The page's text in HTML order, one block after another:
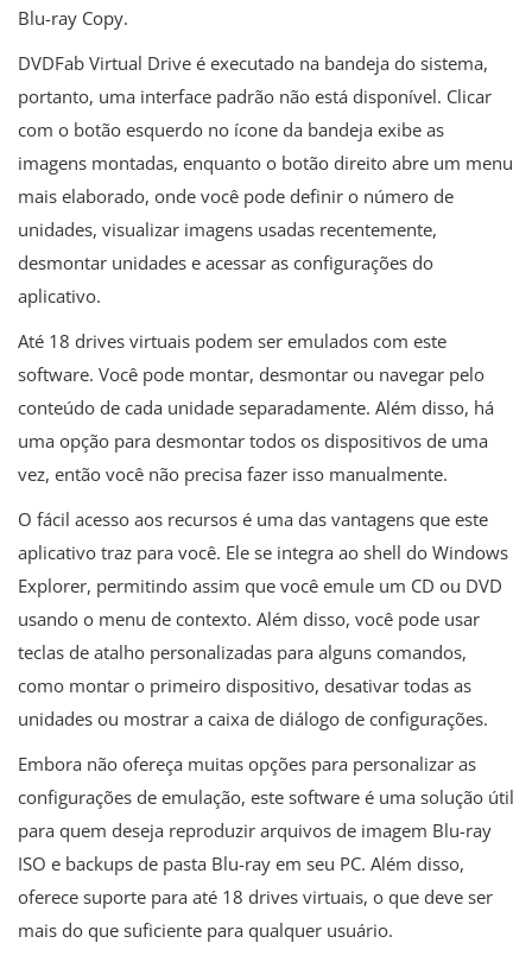
Blu-ray Copy.
DVDFab Virtual Drive é executado na bandeja do sistema,
portanto, uma interface padrão não está disponível. Clicar
com o botão esquerdo no ícone da bandeja exibe as
imagens montadas, enquanto o botão direito abre um menu
mais elaborado, onde você pode definir o número de
unidades, visualizar imagens usadas recentemente,
desmontar unidades e acessar as configurações do
aplicativo.
Até 18 drives virtuais podem ser emulados com este
software. Você pode montar, desmontar ou navegar pelo
conteúdo de cada unidade separadamente. Além disso, há
uma opção para desmontar todos os dispositivos de uma
vez, então você não precisa fazer isso manualmente.
O fácil acesso aos recursos é uma das vantagens que este
aplicativo traz para você. Ele se integra ao shell do Windows
Explorer, permitindo assim que você emule um CD ou DVD
usando o menu de contexto. Além disso, você pode usar
teclas de atalho personalizadas para alguns comandos,
como montar o primeiro dispositivo, desativar todas as
unidades ou mostrar a caixa de diálogo de configurações.
Embora não ofereça muitas opções para personalizar as
configurações de emulação, este software é uma solução útil
para quem deseja reproduzir arquivos de imagem Blu-ray
ISO e backups de pasta Blu-ray em seu PC. Além disso,
oferece suporte para até 18 drives virtuais, o que deve ser
mais do que suficiente para qualquer usuário.